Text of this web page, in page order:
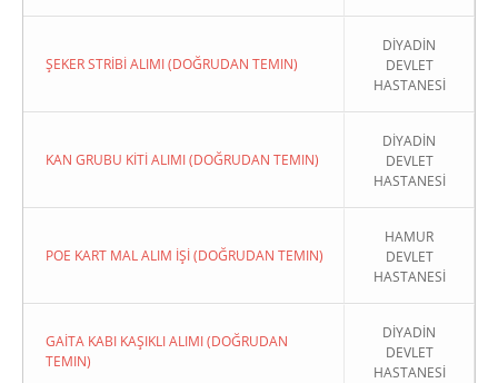
ŞEKER STRİBİ ALIMI (DOĞRUDAN TEMIN)
DİYADİN
DEVLET
HASTANESİ
KAN GRUBU KİTİ ALIMI (DOĞRUDAN TEMIN)
DİYADİN
DEVLET
HASTANESİ
POE KART MAL ALIM İŞİ (DOĞRUDAN TEMIN)
HAMUR
DEVLET
HASTANESİ
GAİTA KABI KAŞIKLI ALIMI (DOĞRUDAN
TEMIN)
DİYADİN
DEVLET
HASTANESİ